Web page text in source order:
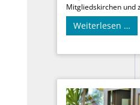
Mitgliedskirchen und
Weiterlesen …